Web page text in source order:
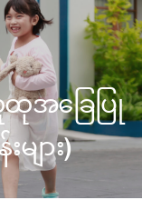
ထုအခြေပြု
များ)